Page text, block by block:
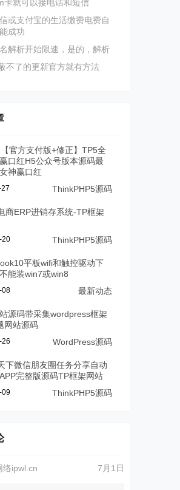
卡就可以接电话和短信
或支付宝的生活缴费电费自
成功
解析开始限速，是的，解析
不了的更新官方就有方法
【官方支付版+修正】TP5全
口红H5公众号版本源码最
神赢口红
ThinkPHP5源码
商ERP进销存系统-TP框架
20 ThinkPHP5源码
平板wifi和触控驱动下
能装win7或win8
08 最新动态
源码带采集wordpress框架
网站源码
26 WordPress源码
下微信朋友圈任务分享自动
完整版源码TP框架网站
09 ThinkPHP5源码
络ipwl.cn 7月1日